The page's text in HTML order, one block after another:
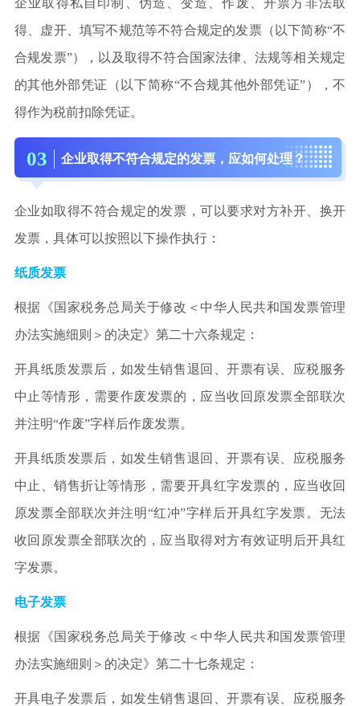
得、虚开、填写不规范等不符合规定的发票（以下简称“不
合规发票”），以及取得不符合国家法律、法规等相关规定
的其他外部凭证（以下简称“不合规其他外部凭证”），不
得作为税前扣除凭证。
03 企业取得不符合规定的发票，应如何处理？
企业如取得不符合规定的发票，可以要求对方补开、换开
发票，具体可以按照以下操作执行：
纸质发票
根据《国家税务总局关于修改＜中华人民共和国发票管理
办法实施细则＞的决定》第二十六条规定：
开具纸质发票后，如发生销售退回、开票有误、应税服务
中止等情形，需要作废发票的，应当收回原发票全部联次
并注明“作废”字样后作废发票。
开具纸质发票后，如发生销售退回、开票有误、应税服务
中止、销售折让等情形，需要开具红字发票的，应当收回
原发票全部联次并注明“红冲”字样后开具红字发票。无法
收回原发票全部联次的，应当取得对方有效证明后开具红
字发票。
电子发票
根据《国家税务总局关于修改＜中华人民共和国发票管理
办法实施细则＞的决定》第二十七条规定：
开具电子发票后，如发生销售退回、开票有误、应税服务